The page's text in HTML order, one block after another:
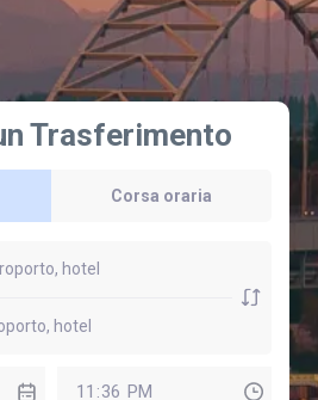
Trasferimento
Corsa oraria